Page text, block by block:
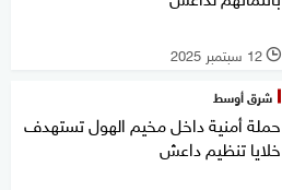
l 12 سبتمبر 2025
شرق أوسط
حملة أمنية داخل مخيم الهول تستهدف
خلايا تنظيم داعش